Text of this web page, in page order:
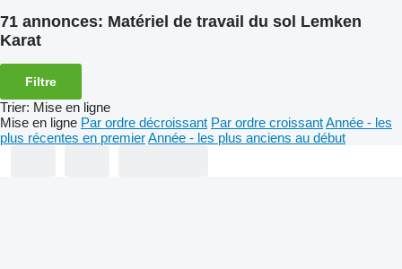
71 annonces: Matériel de travail du sol Lemken
Karat
Filtre
Trier: Mise en ligne
Mise en ligne Par ordre décroissant Par ordre croissantAnnée - les
plus récentes en premierAnnée - les plus anciens au début